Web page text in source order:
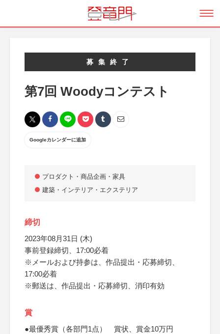
募集終了
第7回 Woodyコンテスト
Googleカレンダーに追加
プロダクト・商品企画・家具
建築・インテリア・エクステリア
締切
2023年08月31日 (木)
事前登録締切、17:00必着
※メールおよび持参は、作品提出・応募締切、
17:00必着
※郵送は、作品提出・応募締切、消印有効
賞
●最優秀賞（各部門1点） 賞状、賞金10万円